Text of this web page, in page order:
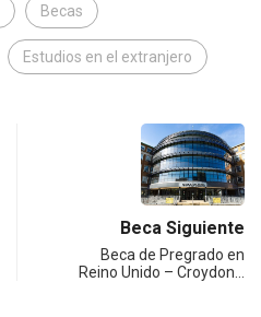
Becas
Estudios en el extranjero
Beca Siguiente
Beca de Pregrado en
Reino Unido – Croydon…